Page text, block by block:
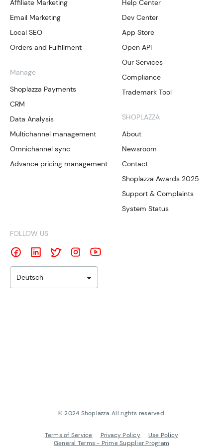
Affiliate Marketing
Email Marketing
Local SEO
Orders and Fulfillment
Manage
Shoplazza Payments
CRM
Data Analysis
Multichannel management
Omnichannel sync
Advance pricing management
Help Center
Dev Center
App Store
Open API
Our Services
Compliance
Trademark Tool
SHOPLAZZA
About
Newsroom
Contact
Shoplazza Awards 2025
Support & Complaints
System Status
FOLLOW US
Deutsch
©2024 Shoplazza. All rights reserved.
Terms of Service Privacy Policy
Use Policy
General Terms - Prime Supplier Program